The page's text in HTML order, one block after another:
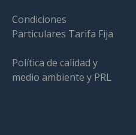
Condiciones
Particulares Tarifa Fija
Política de calidad y
medio ambiente y PRL